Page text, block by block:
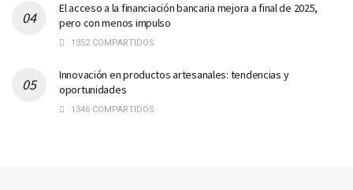
El acceso a la financiación bancaria mejora a final de 2025,
pero con menos impulso
1352 COMPARTIDOS
Innovación en productos artesanales: tendencias y
oportunidades
1346 COMPARTIDOS